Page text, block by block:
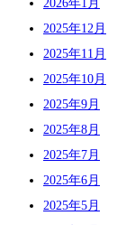
2026年1月
2025年12月
2025年11月
2025年10月
2025年9月
2025年8月
2025年7月
2025年6月
2025年5月